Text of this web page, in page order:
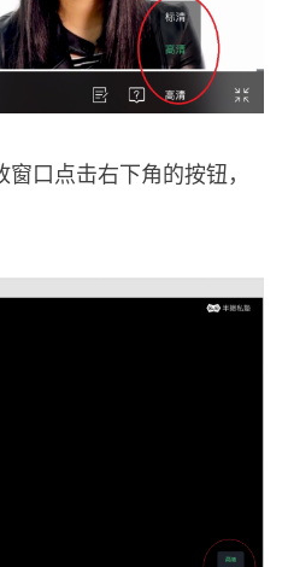
口点击右下角的按钮，